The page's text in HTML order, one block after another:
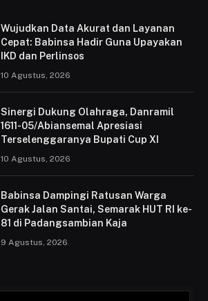
Wujudkan Data Akurat dan Layanan
Cepat: Babinsa Hadir Guna Upayakan
IKD dan Perlinsos
10 Agustus, 2026
Sinergi Dukung Olahraga, Danramil
1611-05/Abiansemal Apresiasi
Terselenggaranya Bupati Cup XI
10 Agustus, 2026
Babinsa Dampingi Ratusan Warga
Gerak Jalan Santai, Semarak HUT RI ke-
81 di Padangsambian Kaja
9 Agustus, 2026